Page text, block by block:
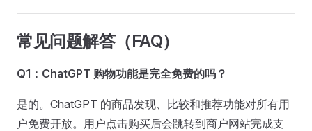
常见问题解答（FAQ）
Q1：ChatGPT 购物功能是完全免费的吗？
是的。ChatGPT 的商品发现、比较和推荐功能对所有用
户免费开放。用户点击购买后会跳转到商户网站完成支